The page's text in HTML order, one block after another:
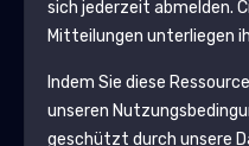
sich jederzeit abmelden.
Mitteilungen unterliegen
Indem Sie diese
unseren
geschützt durch unsere